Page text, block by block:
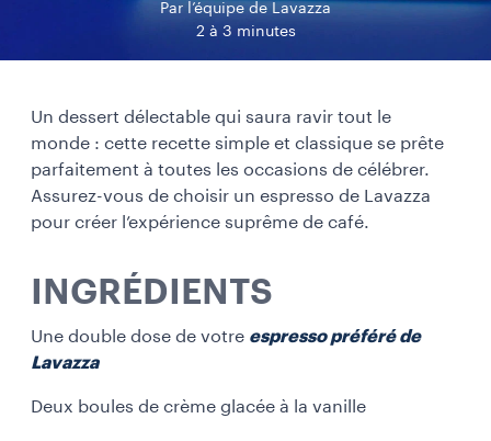
Par l’équipe de Lavazza
2 à 3 minutes
Un dessert délectable qui saura ravir tout le
monde : cette recette simple et classique se prête
parfaitement à toutes les occasions de célébrer.
Assurez-vous de choisir un espresso de Lavazza
pour créer l’expérience suprême de café.
INGRÉDIENTS
Une double dose de votre espresso préféré de
Lavazza
Deux boules de crème glacée à la vanille